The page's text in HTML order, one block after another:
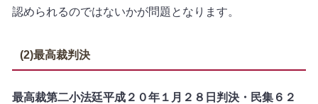
認められるのではないかが問題となります。
(2)最高裁判決
最高裁第二小法廷平成２０年１月２８日判決・民集６２